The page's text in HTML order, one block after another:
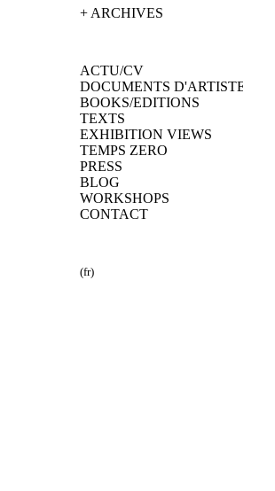
+ ARCHIVES
ACTU/CV
DOCUMENTS D'ARTISTES
BOOKS/EDITIONS
TEXTS
EXHIBITION VIEWS
TEMPS ZERO
PRESS
BLOG
WORKSHOPS
CONTACT
(fr)